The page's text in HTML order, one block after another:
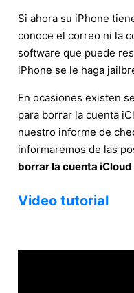
Si ahora su iPhone
conoce el correo ni la
software que puede
iPhone se le haga
En ocasiones existen
para borrar la cuenta
nuestro informe de
informaremos de las
borrar la cuenta iCloud
Video tutorial